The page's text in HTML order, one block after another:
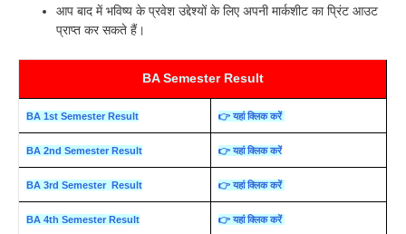
आप बाद में भविष्य के प्रवेश उद्देश्यों के लिए अपनी मार्कशीट का प्रिंट आउट
प्राप्त कर सकते हैं।
BA Semester Result
BA 1st Semester Result 👉 यहां क्लिक करें
BA 2nd Semester Result 👉 यहां क्लिक करें
BA 3rd Semester Result 👉 यहां क्लिक करें
BA 4th Semester Result 👉 यहां क्लिक करें